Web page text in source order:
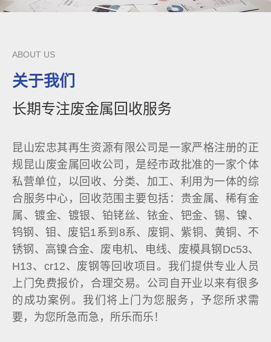
ABOUT US
关于我们
长期专注废金属回收服务
昆山宏忠其再生资源有限公司是一家严格注册的正
规昆山废金属回收公司，是经市政批准的一家个体
私营单位，以回收、分类、加工、利用为一体的综
合服务中心，回收范围主要包括：贵金属、稀有金
属、镀金、镀银、铂铑丝、铱金、钯金、锡、镍、
钨钢、钼、废铝1系到8系、废铜、紫铜、黄铜、不
锈钢、高镍合金、废电机、电线、废模具钢Dc53、
H13、cr12、废钢等回收项目。我们提供专业人员
上门免费报价，合理交易。公司自开业以来有很多
的成功案例。我们将上门为您服务，予您所求需
要，为您所急而急，所乐而乐！